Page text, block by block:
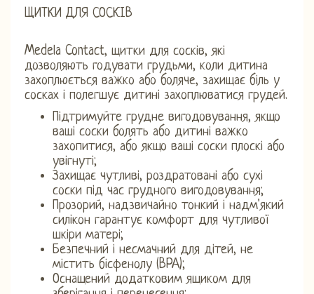
ЩИТКИ ДЛЯ СОСКІВ
Medela Contact, щитки для сосків, які
дозволяють годувати грудьми, коли дитина
захоплюється важко або боляче, захищає біль у
сосках і полегшує дитині захоплюватися грудей.
Підтримуйте грудне вигодовування, якщо
ваші соски болять або дитині важко
захопитися, або якщо ваші соски плоскі або
увігнуті;
Захищає чутливі, роздратовані або сухі
соски під час грудного вигодовування;
Прозорий, надзвичайно тонкий і надм'який
силікон гарантує комфорт для чутливої ​​
шкіри матері;
Безпечний і несмачний для дітей, не
містить бісфенолу (BPA);
Оснащений додатковим ящиком для